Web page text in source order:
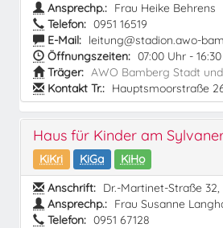
Ansprechp.: Frau Heike Behrens
Telefon: 0951 16519
E-Mail: leitung@stadion.awo-
Öffnungszeiten: 07:00 Uhr -
Träger: AWO Bamberg Stadt
Kontakt Tr.: Hauptsmoorstraße
Haus für Kinder am
KiKri KiGa
KiHo
Anschrift: Dr.-Martinet-Straße
Ansprechp.: Frau Susanne
Telefon: 0951 67128